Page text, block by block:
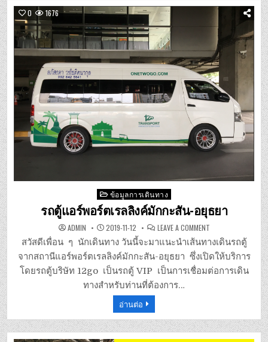
0 1676
Posted
in
ข้อมูลการเดินทาง
รถตู้แอร์พอร์ตเรลลิงค์มักกะสัน-อยุธยา
ADMIN 2019-11-12 LEAVE A COMMENTON
ตู้
แอร์
พอร์ต
เรล
ลิงค์
มักกะสัน-
สวัสดีเพื่อน ๆ นักเดินทาง วันนี้จะมาแนะนำเส้นทางเดินรถตู้
จากสถานีแอร์พอร์ตเรลลิงค์มักกะสัน-อยุธยา ซึ่งเปิดให้บริการ
โดยรถตู้บริษัท 12go เป็นรถตู้ VIP เป็นการเชื่อมต่อการเดิน
ทางสำหรับท่านที่ต้องการ…
อ่านต่อ